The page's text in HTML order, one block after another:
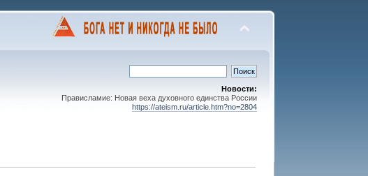
Новости:
Прависламие: Новая веха духовного единства России
https://ateism.ru/article.htm?no=2804